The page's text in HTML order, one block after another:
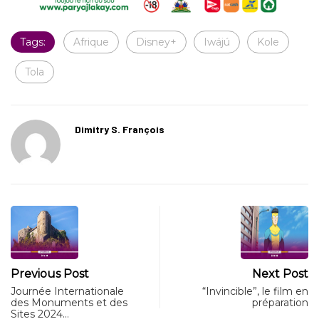
Tags: Afrique Disney+ Iwájú Kole
Tola
Dimitry S. François
Previous Post
Journée Internationale
des Monuments et des
Sites 2024…
Next Post
“Invincible”, le film en
préparation